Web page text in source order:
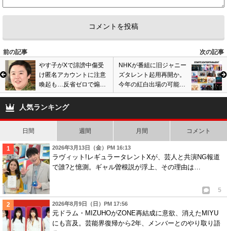
前の記事
次の記事
やす子がXで誹謗中傷受
け匿名アカウントに注意
喚起も…反省ゼロで煽り
投稿連発、発信者情報開
示請求を勧める声も
NHKが番組に旧ジャニー
ズタレント起用再開か。
今年の紅白出場の可能性
も…ファンから反発の声
人気ランキング
日間 週間 月間 コメント
2026年3月13日（金）PM 16:13
ラヴィット!レギュラータレントXが、芸人と共演NG報道
で誰?と憶測。ギャル曽根説が浮上、その理由は…
5
2026年8月9日（日）PM 17:56
元ドラム・MIZUHOがZONE再結成に意欲、消えたMIYU
にも言及。芸能界復帰から2年、メンバーとのやり取り語